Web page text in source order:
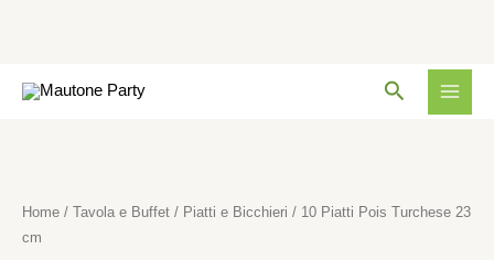
Cerca
Home / Tavola e Buffet / Piatti e Bicchieri / 10 Piatti Pois Turchese 23
cm
Pois